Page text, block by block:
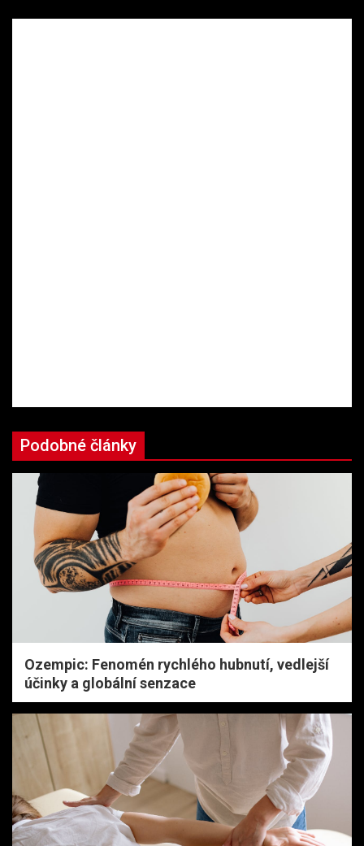
Podobné články
Ozempic: Fenomén rychlého hubnutí, vedlejší
účinky a globální senzace